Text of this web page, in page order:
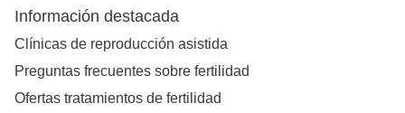
Información destacada
Clínicas de reproducción asistida
Preguntas frecuentes sobre fertilidad
Ofertas tratamientos de fertilidad